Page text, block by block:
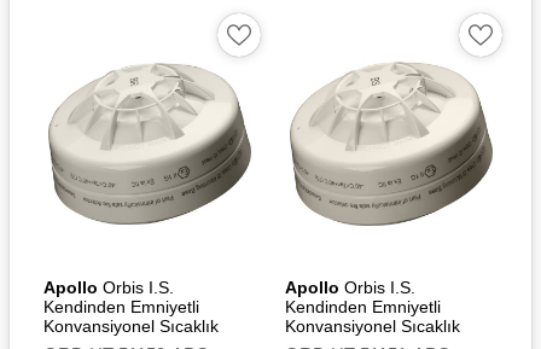
Apollo Orbis I.S.
Kendinden Emniyetli
Konvansiyonel Sıcaklık
Apollo Orbis I.S.
Kendinden Emniyetli
Konvansiyonel Sıcaklık